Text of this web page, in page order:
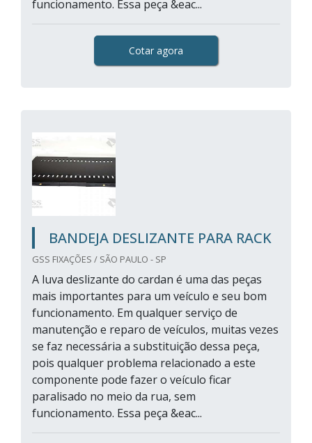
funcionamento. Essa peça &eac...
Cotar agora
BANDEJA DESLIZANTE PARA RACK
GSS FIXAÇÕES / SÃO PAULO - SP
A luva deslizante do cardan é uma das peças
mais importantes para um veículo e seu bom
funcionamento. Em qualquer serviço de
manutenção e reparo de veículos, muitas vezes
se faz necessária a substituição dessa peça,
pois qualquer problema relacionado a este
componente pode fazer o veículo ficar
paralisado no meio da rua, sem
funcionamento. Essa peça &eac...